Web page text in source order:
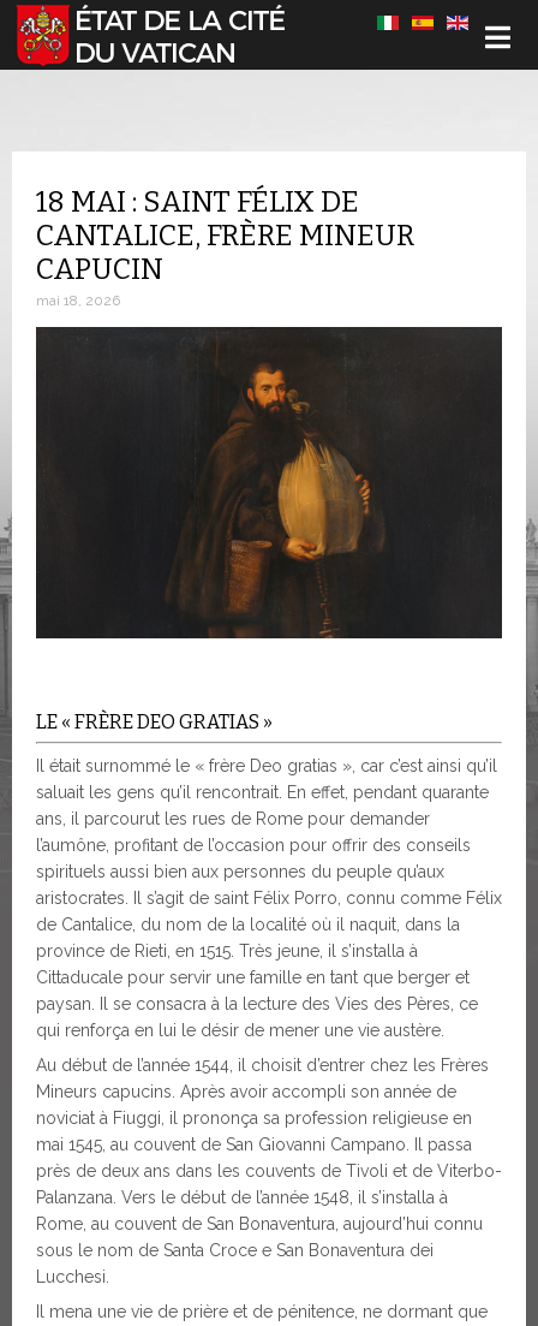
Sélectionnez votre langue
18 MAI : SAINT FÉLIX DE
CANTALICE, FRÈRE MINEUR
CAPUCIN
mai 18, 2026
LE « FRÈRE DEO GRATIAS »
Il était surnommé le « frère Deo gratias », car c’est ainsi qu’il
saluait les gens qu’il rencontrait. En effet, pendant quarante
ans, il parcourut les rues de Rome pour demander
l’aumône, profitant de l’occasion pour offrir des conseils
spirituels aussi bien aux personnes du peuple qu’aux
aristocrates. Il s’agit de saint Félix Porro, connu comme Félix
de Cantalice, du nom de la localité où il naquit, dans la
province de Rieti, en 1515. Très jeune, il s’installa à
Cittaducale pour servir une famille en tant que berger et
paysan. Il se consacra à la lecture des Vies des Pères, ce
qui renforça en lui le désir de mener une vie austère.
Au début de l’année 1544, il choisit d’entrer chez les Frères
Mineurs capucins. Après avoir accompli son année de
noviciat à Fiuggi, il prononça sa profession religieuse en
mai 1545, au couvent de San Giovanni Campano. Il passa
près de deux ans dans les couvents de Tivoli et de Viterbo-
Palanzana. Vers le début de l’année 1548, il s’installa à
Rome, au couvent de San Bonaventura, aujourd’hui connu
sous le nom de Santa Croce e San Bonaventura dei
Lucchesi.
Il mena une vie de prière et de pénitence, ne dormant que